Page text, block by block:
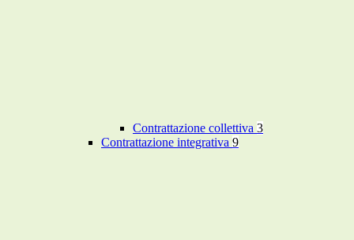
Contrattazione collettiva 3
Contrattazione integrativa 9